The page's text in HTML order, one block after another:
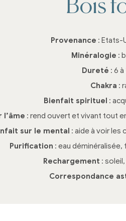
Bois
Provenance : Etats-
Minéralogie :
Dureté : 6 à
Chakra :
Bienfait spirituel :
l’âme : rend ouvert et vivant tout
sur le mental : aide à voir
Purification : eau
Rechargement :
Correspondance